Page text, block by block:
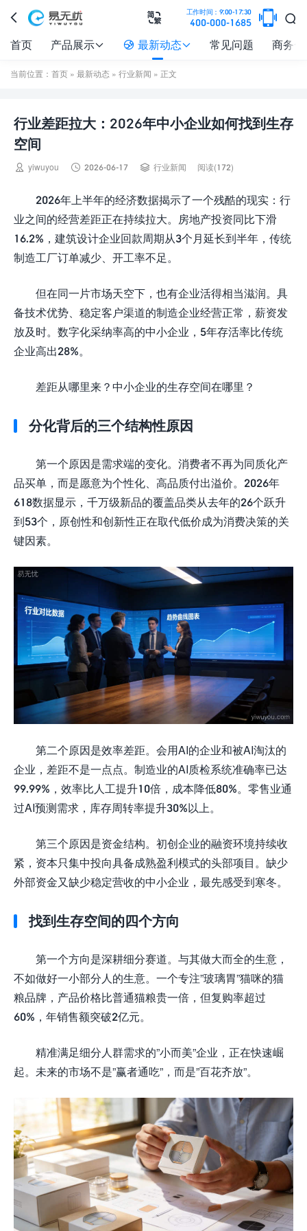
 
工作时间：9:00-17:30
400-000-1685 

首页 产品展示  最新动态 常见问题 商务
当前位置： 首页 » 最新动态 » 行业新闻 » 正文
行业差距拉大：2026年中小企业如何找到生存
空间
 yiwuyou  2026-06-17  行业新闻 阅读(172)
2026年上半年的经济数据揭示了一个残酷的现实：行
业之间的经营差距正在持续拉大。房地产投资同比下滑
16.2%，建筑设计企业回款周期从3个月延长到半年，传统
制造工厂订单减少、开工率不足。
但在同一片市场天空下，也有企业活得相当滋润。具
备技术优势、稳定客户渠道的制造企业经营正常，薪资发
放及时。数字化采纳率高的中小企业，5年存活率比传统
企业高出28%。
差距从哪里来？中小企业的生存空间在哪里？
分化背后的三个结构性原因
第一个原因是需求端的变化。消费者不再为同质化产
品买单，而是愿意为个性化、高品质付出溢价。2026年
618数据显示，千万级新品的覆盖品类从去年的26个跃升
到53个，原创性和创新性正在取代低价成为消费决策的关
键因素。
第二个原因是效率差距。会用AI的企业和被AI淘汰的
企业，差距不是一点点。制造业的AI质检系统准确率已达
99.99%，效率比人工提升10倍，成本降低80%。零售业通
过AI预测需求，库存周转率提升30%以上。
第三个原因是资金结构。初创企业的融资环境持续收
紧，资本只集中投向具备成熟盈利模式的头部项目。缺少
外部资金又缺少稳定营收的中小企业，最先感受到寒冬。
找到生存空间的四个方向
第一个方向是深耕细分赛道。与其做大而全的生意，
不如做好一小部分人的生意。一个专注”玻璃胃”猫咪的猫
粮品牌，产品价格比普通猫粮贵一倍，但复购率超过
60%，年销售额突破2亿元。
精准满足细分人群需求的”小而美”企业，正在快速崛
起。未来的市场不是”赢者通吃”，而是”百花齐放”。